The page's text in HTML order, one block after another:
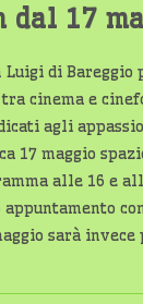
dal 17
Luigi di Bareggio
cinema e
agli
17 maggio
alle 16 e
appuntamento
sarà invece